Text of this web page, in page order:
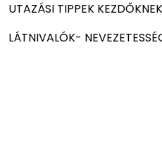
UTAZÁSI TIPPEK KEZDŐKNEK
LÁTNIVALÓK-